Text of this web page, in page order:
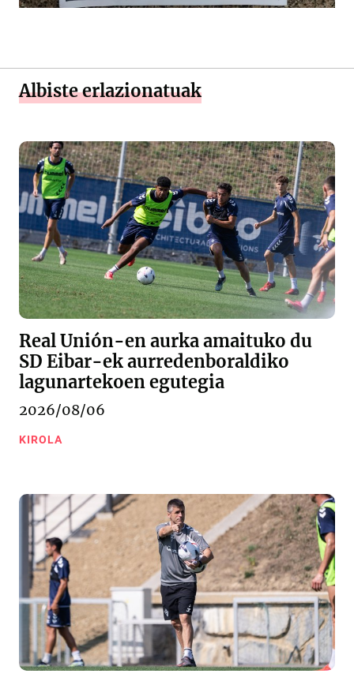
Albiste erlazionatuak
Real Unión-en aurka amaituko du
SD Eibar-ek aurredenboraldiko
lagunartekoen egutegia
2026/08/06
KIROLA